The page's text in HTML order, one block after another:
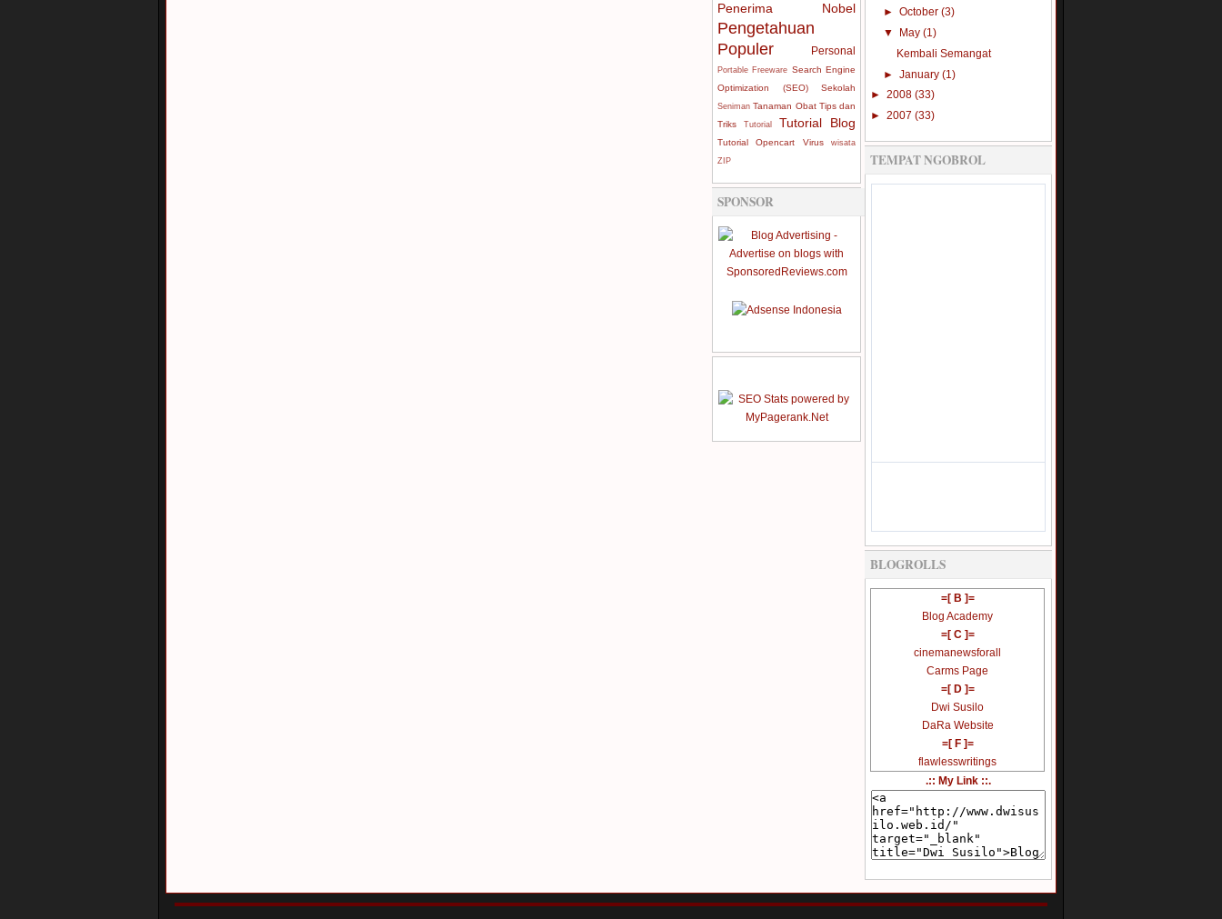
Penerima Nobel
Pengetahuan
Populer
Personal
Portable Freeware Search Engine
Optimization (SEO)
Sekolah
Seniman Tanaman Obat Tips dan
Triks
Tutorial Tutorial Blog
Tutorial Opencart Virus
wisata
ZIP
SPONSOR
► October (3)
▼
May (1)
Kembali Semangat
► January (1)
► 2008 (33)
► 2007 (33)
TEMPAT NGOBROL
BLOGROLLS
=[ B ]=
Blog Academy
=[ C ]=
cinemanewsforall
Carms Page
=[ D ]=
Dwi Susilo
DaRa Website
=[ F ]=
flawlesswritings
Free Search Download
Impossible Is Nothing
Immo Digital Studio
=[ K ]=
Myria DiFa
.:: My Link ::.